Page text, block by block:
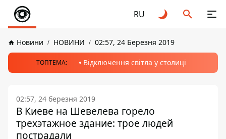
RU
Новини НОВИНИ 02:57, 24 Березня 2019
ТОПТЕМА: Відключення світла у столиці
02:57, 24 березня 2019
В Киеве на Шевелева горело
трехэтажное здание: трое людей
пострадали